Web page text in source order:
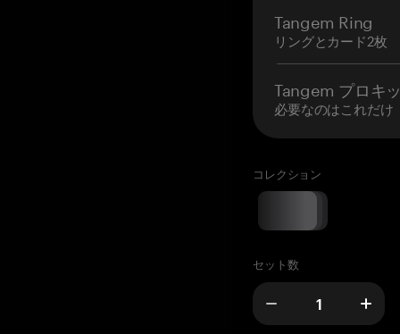
Tangem Ring
リングとカード2枚
Tangem プロキ
必要なのはこれだけ
コレクション
セット数